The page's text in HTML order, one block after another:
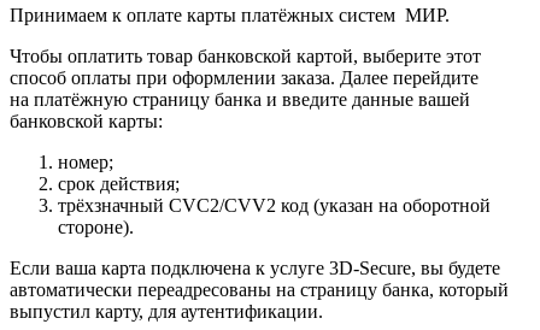
Принимаем к оплате карты платёжных систем МИР.
Чтобы оплатить товар банковской картой, выберите этот
способ оплаты при оформлении заказа. Далее перейдите
на платёжную страницу банка и введите данные вашей
банковской карты:
номер;
срок действия;
трёхзначный CVC2/CVV2 код (указан на оборотной
стороне).
Если ваша карта подключена к услуге 3D-Secure, вы будете
автоматически переадресованы на страницу банка, который
выпустил карту, для аутентификации.